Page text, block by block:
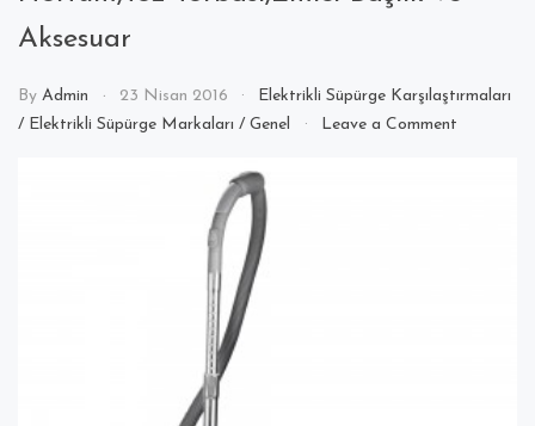
Aksesuar
By Admin 23 Nisan 2016
Elektrikli Süpürge Karşılaştırmaları
/ Elektrikli Süpürge Markaları / Genel Leave a Commenton